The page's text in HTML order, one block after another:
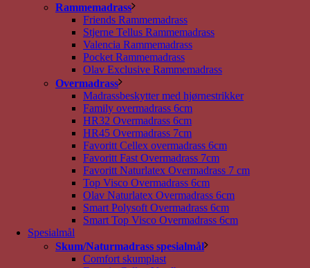
Rammemadrass
Friends Rammemadrass
Stjerne Tellus Rammemadrass
Valencia Rammemadrass
Pocket Rammemadrass
Olav Exclusive Rammemadrass
Overmadrass
Madrassbeskytter med hjørnestrikker
Family overmadrass 6cm
HR32 Overmadrass 6cm
HR45 Overmadrass 7cm
Favoritt Cellex overmadrass 6cm
Favoritt Fast Overmadrass 7cm
Favoritt Naturlatex Overmadrass 7 cm
Top Visco Overmadrass 6cm
Olav Naturlatex Overmadrass 6cm
Smart Polysoft Overmadrass 6cm
Smart Top Visco Overmadrass 6cm
Spesialmål
Skum/Naturmadrass spesialmål
Comfort skumplast